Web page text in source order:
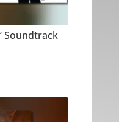
Soundtrack